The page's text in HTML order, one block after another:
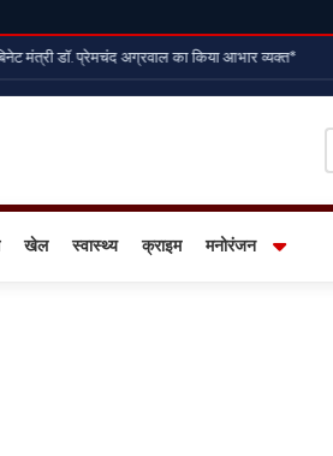
डॉ. प्रेमचंद अग्रवाल का किया आभार व्यक्त*
खेल स्वास्थ्य क्राइम मनोरंजन